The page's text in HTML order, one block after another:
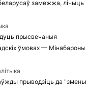
замежжа, лічыць
прысвечаныя
ўмовах — Мінабароны
прыводзіць да "змены